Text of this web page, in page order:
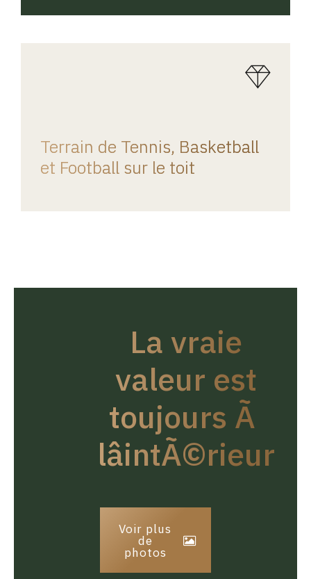
Terrain de Tennis, Basketball
et Football sur le toit
La vraie
valeur est
toujours Ã
lâintÃ©rieur
Voir plus
de
photos